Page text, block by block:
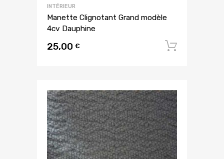
INTÉRIEUR
Manette Clignotant Grand modèle
4cv Dauphine
25,00 €